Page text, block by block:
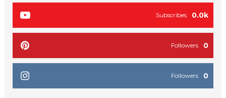
0.0k
Subscribes
0
Followers
0
Followers